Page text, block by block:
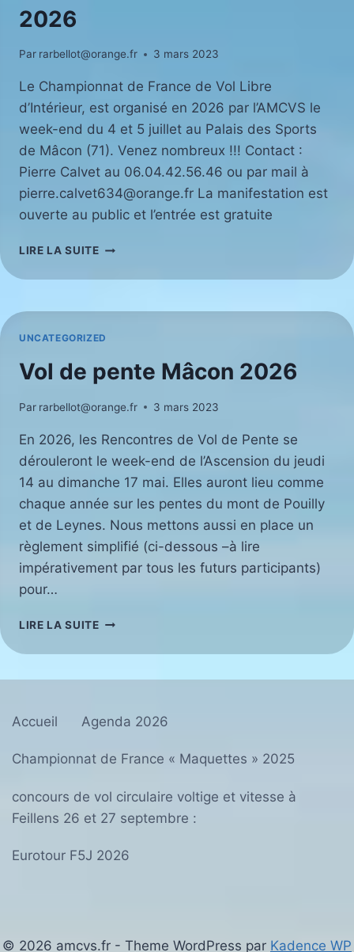
2026
Par rarbellot@orange.fr 3 mars 2023
Le Championnat de France de Vol Libre
d’Intérieur, est organisé en 2026 par l’AMCVS le
week-end du 4 et 5 juillet au Palais des Sports
de Mâcon (71). Venez nombreux !!! Contact :
Pierre Calvet au 06.04.42.56.46 ou par mail à
pierre.calvet634@orange.fr La manifestation est
ouverte au public et l’entrée est gratuite
LIRE LA SUITECHAMPIONNAT
FRANCE
2026
UNCATEGORIZED
Vol de pente Mâcon 2026
Par rarbellot@orange.fr 3 mars 2023
En 2026, les Rencontres de Vol de Pente se
dérouleront le week-end de l’Ascension du jeudi
14 au dimanche 17 mai. Elles auront lieu comme
chaque année sur les pentes du mont de Pouilly
et de Leynes. Nous mettons aussi en place un
règlement simplifié (ci-dessous –à lire
impérativement par tous les futurs participants)
pour…
LIRE LA SUITEVOL
PENTE
Accueil Agenda 2026
Championnat de France « Maquettes » 2025
concours de vol circulaire voltige et vitesse à
Feillens 26 et 27 septembre :
Eurotour F5J 2026
© 2026 amcvs.fr - Theme WordPress par Kadence WP